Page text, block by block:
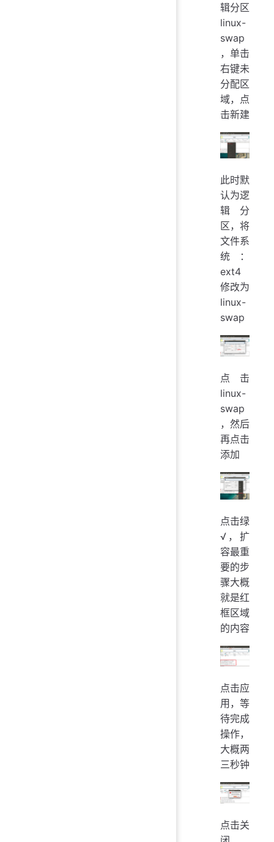
辑分区
linux-
swap
，单击
右键未
分配区
域，点
击新建
此时默
认为逻
辑分
区，将
文件系
统：
ext4
修改为
linux-
swap
点击
linux-
swap
，然后
再点击
添加
点击绿
√，扩
容最重
要的步
骤大概
就是红
框区域
的内容
点击应
用，等
待完成
操作，
大概两
三秒钟
点击关